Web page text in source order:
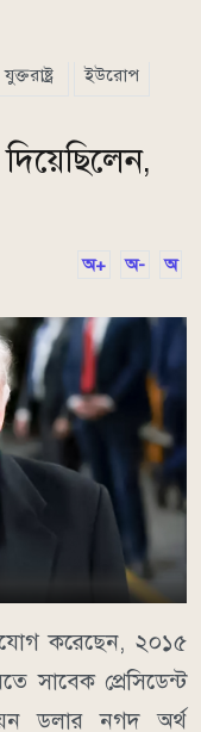
যুক্তরাষ্ট্র ইউরোপ
অ+ অ- অ
করেছেন, ২০১৫
সাবেক প্রেসিডেন্ট
ডলার নগদ অর্থ